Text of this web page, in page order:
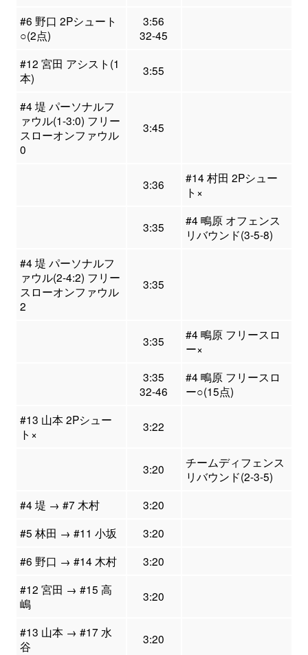
#6 野口 2Pシュート
○(2点)
3:56
32-45
#12 宮田 アシスト(1
本)
3:55
#4 堤 パーソナルフ
ァウル(1-3:0) フリー
スローオンファウル
0
3:45
3:36
#14 村田 2Pシュー
ト×
3:35
#4 鴫原 オフェンス
リバウンド(3-5-8)
#4 堤 パーソナルフ
ァウル(2-4:2) フリー
スローオンファウル
2
3:35
3:35
#4 鴫原 フリースロ
ー×
3:35
32-46
#4 鴫原 フリースロ
ー○(15点)
#13 山本 2Pシュー
ト×
3:22
3:20
チームディフェンス
リバウンド(2-3-5)
#4 堤 → #7 木村
3:20
#5 林田 → #11 小坂
3:20
#6 野口 → #14 木村
3:20
#12 宮田 → #15 高
嶋
3:20
#13 山本 → #17 水
谷
3:20